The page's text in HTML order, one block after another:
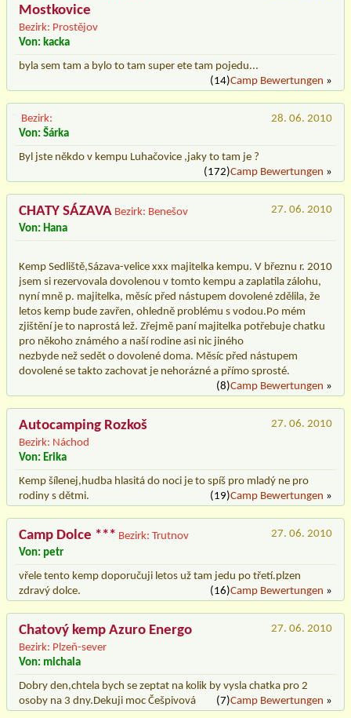
Mostkovice
Bezirk: Prostějov
Von: kacka
byla sem tam a bylo to tam super ete tam pojedu...
(14)Camp Bewertungen »
Bezirk:
28. 06. 2010
Von: Šárka
Byl jste někdo v kempu Luhačovice ,jaky to tam je ?
(172)Camp Bewertungen »
CHATY SÁZAVA Bezirk: Benešov
27. 06. 2010
Von: Hana
Kemp Sedliště,Sázava-velice xxx majitelka kempu. V březnu r. 2010
jsem si rezervovala dovolenou v tomto kempu a zaplatila zálohu,
nyní mně p. majitelka, měsíc před nástupem dovolené zdělila, že
letos kemp bude zavřen, ohledně problému s vodou.Po mém
zjištění je to naprostá lež. Zřejmě paní majitelka potřebuje chatku
pro někoho známého a naší rodine asi nic jiného
nezbyde než sedět o dovolené doma. Měsíc před nástupem
dovolené se takto zachovat je nehorázné a přímo sprosté.
(8)Camp Bewertungen »
Autocamping Rozkoš
Bezirk: Náchod
27. 06. 2010
Von: Erika
Kemp šílenej,hudba hlasitá do noci je to spíš pro mladý ne pro
rodiny s dětmi.
(19)Camp Bewertungen »
Camp Dolce *** Bezirk: Trutnov
27. 06. 2010
Von: petr
vřele tento kemp doporučuji letos už tam jedu po třetí.plzen
zdravý dolce.
(16)Camp Bewertungen »
Chatový kemp Azuro Energo
Bezirk: Plzeň-sever
27. 06. 2010
Von: michala
Dobry den,chtela bych se zeptat na kolik by vysla chatka pro 2
osoby na 3 dny.Dekuji moc Češpivová
(7)Camp Bewertungen »